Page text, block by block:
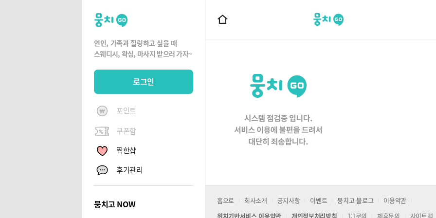
뭉
치
고
연인, 가족과 힐링하고 싶을 때
스웨디시, 왁싱, 마사지 받으러 가자~
로그인
포인트
쿠폰함
찜한샵
후기관리
뭉치고 NOW
뭉치고
홈
홈으로 회사소개 공지사항 이벤트 뭉치고 블로그
이용약관
위치기반서비스 이용약관
개인정보처리방침 1:1문의 제휴문의 사이트맵